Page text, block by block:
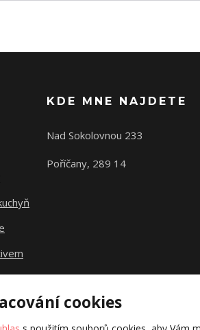
KDE MNE NAJDETE
Nad Sokolovnou 233
Poříčany, 289 14
Původní stránky
cookies